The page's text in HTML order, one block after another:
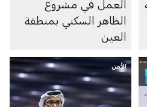
العمل في مشروع
الظاهر السكني بمنطقة
العين
الأمن